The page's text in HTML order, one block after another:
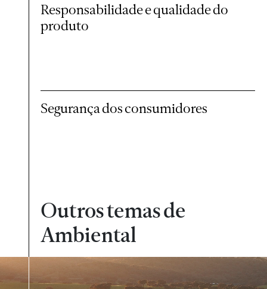
Responsabilidade e qualidade do
produto
Segurança dos consumidores
Outros temas de
Ambiental